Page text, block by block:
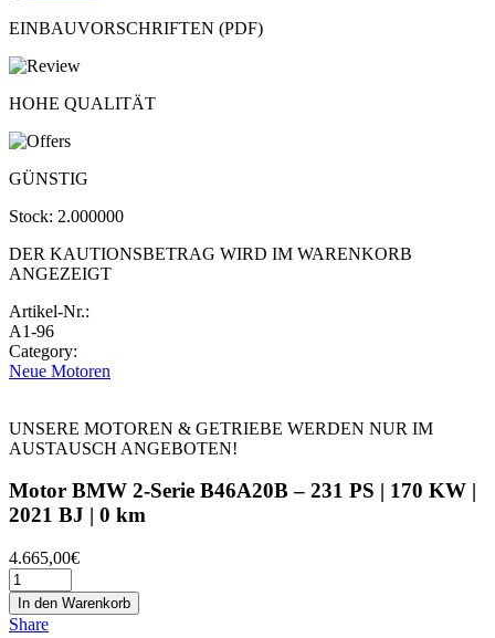
EINBAUVORSCHRIFTEN (PDF)
HOHE QUALITÄT
GÜNSTIG
Stock: 2.000000
DER KAUTIONSBETRAG WIRD IM WARENKORB
ANGEZEIGT
Artikel-Nr.:
A1-96
Category:
Neue Motoren
UNSERE MOTOREN & GETRIEBE WERDEN NUR IM
AUSTAUSCH ANGEBOTEN!
Motor BMW 2-Serie B46A20B – 231 PS | 170 KW |
2021 BJ | 0 km
4.665,00€
In den Warenkorb
Share